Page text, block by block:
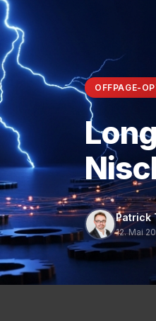
OFFPAGE-
Patrick
12. Mai